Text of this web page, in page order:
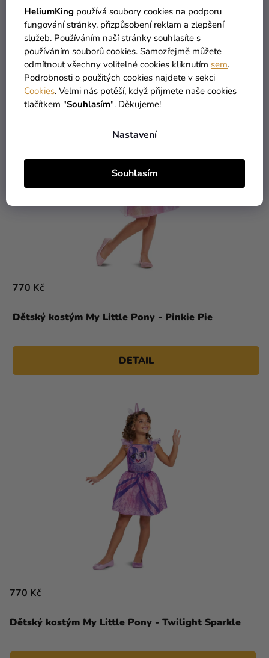
HeliumKing používá soubory cookies na podporu
fungování stránky, přizpůsobení reklam a zlepšení
služeb. Používáním naší stránky souhlasíte s
používáním souborů cookies. Samozřejmě můžete
odmítnout všechny volitelné cookies kliknutím sem.
Podrobnosti o použitých cookies najdete v sekci
Cookies. Velmi nás potěší, když přijmete naše cookies
tlačítkem "Souhlasím". Děkujeme!
Nastavení
Souhlasím
High-contrast mode
MOHLO BY VÁS ZAJÍMAT
Dětský kostým My Little Pony - Pinkie Pie
770 Kč
DETAIL
Dětský kostým My Little Pony - Twilight Sparkle
770 Kč